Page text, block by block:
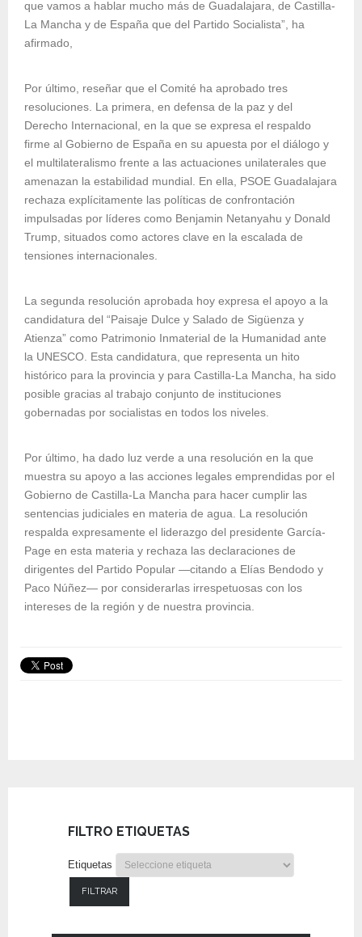
que vamos a hablar mucho más de Guadalajara, de Castilla-
La Mancha y de España que del Partido Socialista”, ha
afirmado,
Por último, reseñar que el Comité ha aprobado tres
resoluciones. La primera, en defensa de la paz y del
Derecho Internacional, en la que se expresa el respaldo
firme al Gobierno de España en su apuesta por el diálogo y
el multilateralismo frente a las actuaciones unilaterales que
amenazan la estabilidad mundial. En ella, PSOE Guadalajara
rechaza explícitamente las políticas de confrontación
impulsadas por líderes como Benjamin Netanyahu y Donald
Trump, situados como actores clave en la escalada de
tensiones internacionales.
La segunda resolución aprobada hoy expresa el apoyo a la
candidatura del “Paisaje Dulce y Salado de Sigüenza y
Atienza” como Patrimonio Inmaterial de la Humanidad ante
la UNESCO. Esta candidatura, que representa un hito
histórico para la provincia y para Castilla-La Mancha, ha sido
posible gracias al trabajo conjunto de instituciones
gobernadas por socialistas en todos los niveles.
Por último, ha dado luz verde a una resolución en la que
muestra su apoyo a las acciones legales emprendidas por el
Gobierno de Castilla-La Mancha para hacer cumplir las
sentencias judiciales en materia de agua. La resolución
respalda expresamente el liderazgo del presidente García-
Page en esta materia y rechaza las declaraciones de
dirigentes del Partido Popular —citando a Elías Bendodo y
Paco Núñez— por considerarlas irrespetuosas con los
intereses de la región y de nuestra provincia.
FILTRO ETIQUETAS
Etiquetas
FILTRAR